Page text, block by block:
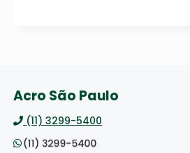
Acro São Paulo
(11) 3299-5400